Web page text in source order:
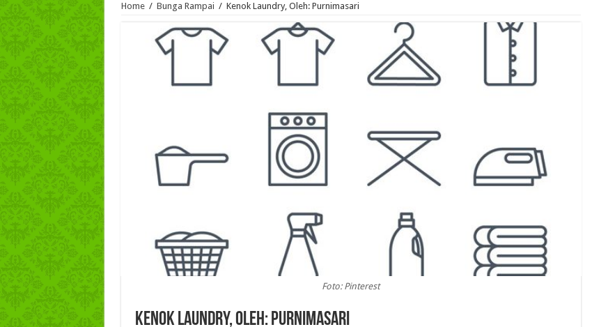
Home / Bunga Rampai / Kenok Laundry, Oleh: Purnimasari
Foto: Pinterest
Kenok Laundry, Oleh: Purnimasari